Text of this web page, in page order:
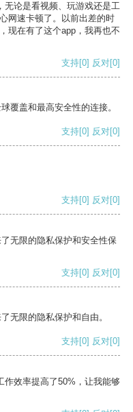
无论是看视频、玩游戏还是工
网速卡顿了。以前出差的时
现在有了这个app，我再也不
支持[0] 反对[0]
覆盖和最高安全性的连接。
支持[0] 反对[0]
支持[0] 反对[0]
无限的隐私保护和安全性保
支持[0] 反对[0]
无限的隐私保护和自由。
支持[0] 反对[0]
作效率提高了50%，让我能够